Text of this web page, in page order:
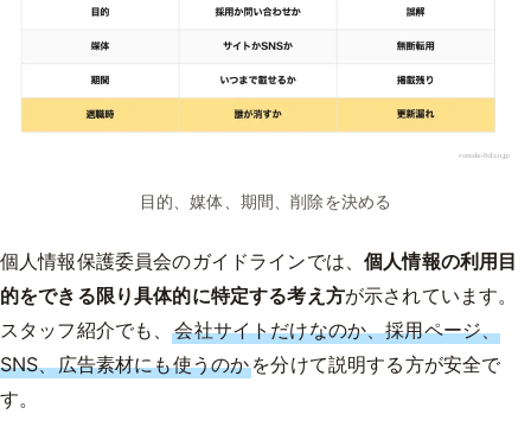
目的、媒体、期間、削除を決める
個人情報保護委員会のガイドラインでは、個人情報の利用目
的をできる限り具体的に特定する考え方が示されています。
スタッフ紹介でも、会社サイトだけなのか、採用ページ、
SNS、広告素材にも使うのかを分けて説明する方が安全で
す。